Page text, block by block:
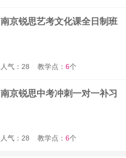
南京锐思艺考文化课全日制班
人气：28 教学点：6个
南京锐思中考冲刺一对一补习
人气：28 教学点：6个